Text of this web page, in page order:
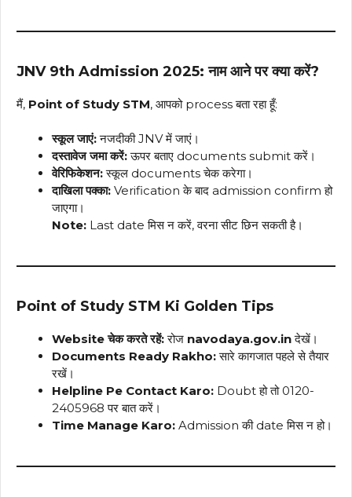
JNV 9th Admission 2025: नाम आने पर क्या करें?
मैं, Point of Study STM, आपको process बता रहा हूँ:
स्कूल जाएं:नजदीकी JNV में जाएं।
दस्तावेज जमा करें:ऊपर बताए documents submit करें।
वेरिफिकेशन:स्कूल documents चेक करेगा।
दाखिला पक्का: Verification के बाद admission confirm हो
जाएगा।
Note: Last date मिस न करें, वरना सीट छिन सकती है।
Point of Study STM Ki Golden Tips
Website चेक करते रहें:रोज navodaya.gov.inदेखें।
Documents Ready Rakho:सारे कागजात पहले से तैयार
रखें।
Helpline Pe Contact Karo: Doubt हो तो 0120-
2405968 पर बात करें।
Time Manage Karo: Admission की date मिस न हो।